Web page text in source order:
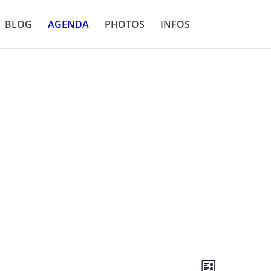
BLOG AGENDA PHOTOS INFOS